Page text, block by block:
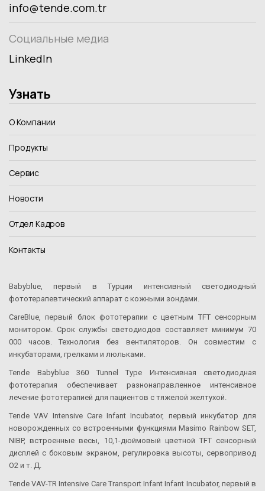
info@tende.com.tr
Социальные медиа
LinkedIn
Узнать
О Компании
Продукты
Сервис
Новости
Отдел Кадров
Контакты
Babyblue, первый в Турции интенсивный светодиодный
фототерапевтический аппарат с кожными зондами.
CareBlue, первый блок фототерапии с цветным TFT сенсорным
монитором. Срок службы светодиодов составляет минимум 70
000 часов. Технология без вентиляторов. Он совместим с
инкубаторами, грелками и люльками.
Tende Babyblue 360 Tunnel Type Интенсивная светодиодная
фототерапия обеспечивает разнонаправленное интенсивное
лечение фототерапией для пациентов с тяжелой желтухой.
Tende VAV Intensive Care Infant Incubator, первый инкубатор для
новорожденных со встроенными функциями Masimo Rainbow SET,
NIBP, встроенные весы, 10,1-дюймовый цветной TFT сенсорный
дисплей с боковым экраном, регулировка высоты, сервопривод
O2 и т. Д.
Tende VAV-TR Intensive Care Transport Infant Infant Incubator, первый в